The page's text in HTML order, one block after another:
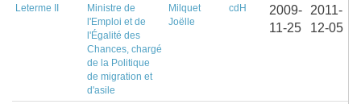
Leterme II
Ministre de
l'Emploi et de
l'Égalité des
Chances, chargé
de la Politique
de migration et
d'asile
Milquet
Joëlle
cdH
2009-
11-25
2011-
12-05